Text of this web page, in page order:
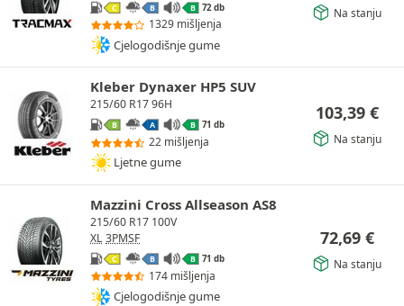
C B B 72 db
1329 mišljenja
Cjelogodišnje gume
Na stanju
Kleber Dynaxer HP5 SUV
215/60 R17 96H
B A B 71 db
22 mišljenja
Ljetne gume
103,39 €
Na stanju
Mazzini Cross Allseason AS8
215/60 R17 100V
XL 3PMSF
C B B 71 db
174 mišljenja
Cjelogodišnje gume
72,69 €
Na stanju